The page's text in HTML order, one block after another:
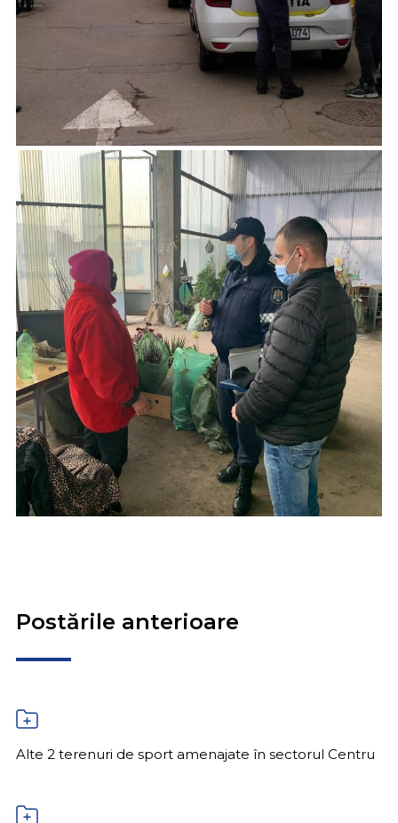
Postările anterioare
Alte 2 terenuri de sport amenajate în sectorul Centru